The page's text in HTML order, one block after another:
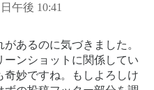
午後 10:41
あるのに気づきました。
ーンショットに関係してい
奇妙ですね。もしよろしけ